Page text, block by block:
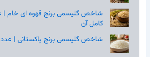
کامل آن
شاخص گلیسمی برنج پاکستانی | عدد GI و بررسی کامل آن